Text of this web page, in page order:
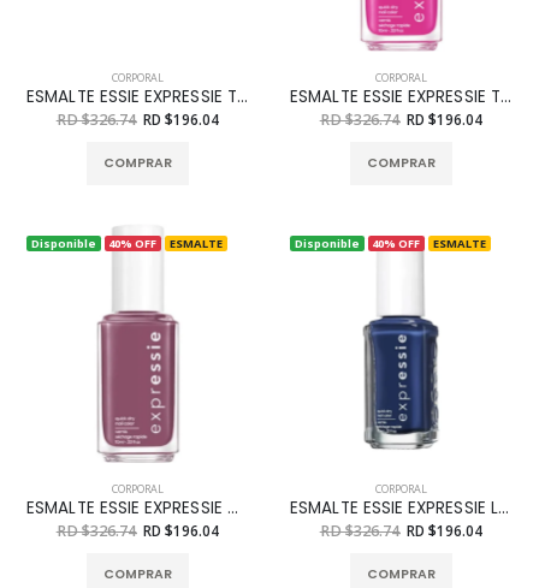
CORPORAL
ESMALTE ESSIE EXPRESSIE TREETWEAR N TEAR 33 OZ
RD $326.74 RD $196.04
COMPRAR
CORPORAL
ESMALTE ESSIE EXPRESSIE TURN UP THE CENTURY 33 OZ
RD $326.74 RD $196.04
COMPRAR
Disponible 40% OFF ESMALTE
CORPORAL
ESMALTE ESSIE EXPRESSIE GET A MAUVE ON 33 OZ
RD $326.74 RD $196.04
COMPRAR
Disponible 40% OFF ESMALTE
CORPORAL
ESMALTE ESSIE EXPRESSIE LEFT ON SHRED 33 OZ
RD $326.74 RD $196.04
COMPRAR